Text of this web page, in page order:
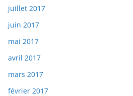
juillet 2017
juin 2017
mai 2017
avril 2017
mars 2017
février 2017